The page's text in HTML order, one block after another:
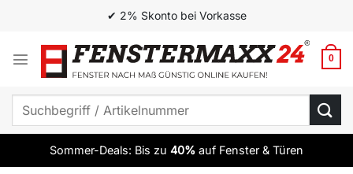
springen
0
Suchen
Sommer-Deals: Bis zu 40% auf Fenster & Türen